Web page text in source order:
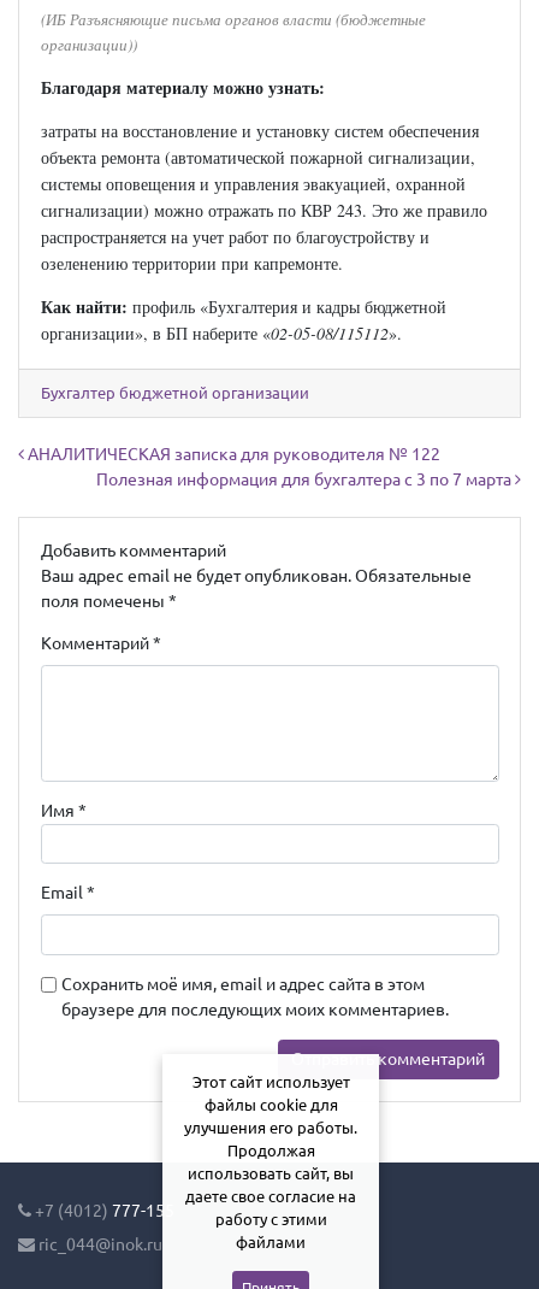
(ИБ Разъясняющие письма органов власти (бюджетные
организации))
Благодаря материалу можно узнать:
затраты на восстановление и установку систем обеспечения
объекта ремонта (автоматической пожарной сигнализации,
системы оповещения и управления эвакуацией, охранной
сигнализации) можно отражать по КВР 243. Это же правило
распространяется на учет работ по благоустройству и
озеленению территории при капремонте.
Как найти: профиль «Бухгалтерия и кадры бюджетной
организации», в БП наберите «02-05-08/115112».
Бухгалтер бюджетной организации
Навигация по записям
АНАЛИТИЧЕСКАЯ записка для руководителя № 122
Полезная информация для бухгалтера с 3 по 7 марта
Добавить комментарий
Ваш адрес email не будет опубликован. Обязательные
поля помечены *
Комментарий*
Имя *
Email*
Сохранить моё имя, email и адрес сайта в этом
браузере для последующих моих комментариев.
+7 (4012) 777-155
ric_044@inok.ru
Этот сайт использует
файлы cookie для
улучшения его работы.
Продолжая
использовать сайт, вы
даете свое согласие на
работу с этими
файлами